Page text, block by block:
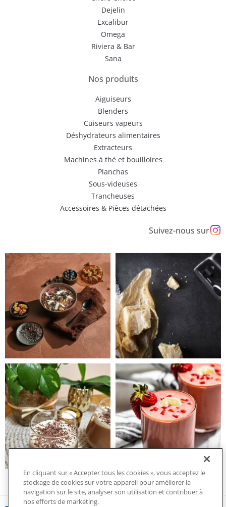
Dejelin
Excalibur
Omega
Riviera & Bar
Sana
Nos produits
Aiguiseurs
Blenders
Cuiseurs vapeurs
Déshydrateurs alimentaires
Extracteurs
Machines à thé et bouilloires
Planchas
Sous-videuses
Trancheuses
Accessoires & Pièces détachées
Suivez-nous sur
En cliquant sur « Accepter tous les cookies », vous acceptez le
stockage de cookies sur votre appareil pour améliorer la
navigation sur le site, analyser son utilisation et contribuer à
nos efforts de marketing.